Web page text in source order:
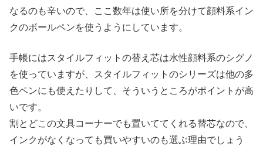
なるのも辛いので、ここ数年は使い所を分けて顔料系イン
クのボールペンを使うようにしています。
手帳にはスタイルフィットの替え芯は水性顔料系のシグノ
を使っていますが、スタイルフィットのシリーズは他の多
色ペンにも使えたりして、そういうところがポイントが高
いです。
割とどこの文具コーナーでも置いててくれる替芯なので、
インクがなくなっても買いやすいのも選ぶ理由でしょう